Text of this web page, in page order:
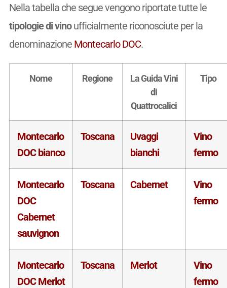
Nella tabella che segue vengono riportate tutte le
tipologie di vinoufficialmente riconosciute per la
denominazione Montecarlo DOC.
Nome Regione
La Guida Vini
di
Quattrocalici
Tipo
Montecarlo
DOC bianco
Toscana
Uvaggi
bianchi
Vino
fermo
Montecarlo
DOC
Cabernet
sauvignon
Toscana Cabernet
Vino
fermo
Montecarlo
DOC Merlot
Toscana Merlot
Vino
fermo